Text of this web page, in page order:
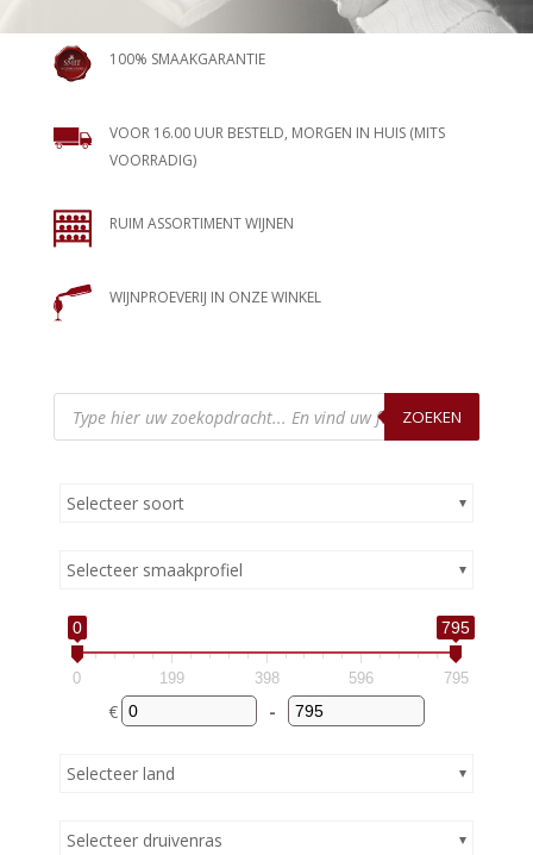
100% SMAAKGARANTIE
VOOR 16.00 UUR BESTELD, MORGEN IN HUIS (MITS
VOORRADIG)
RUIM ASSORTIMENT WIJNEN
WIJNPROEVERIJ IN ONZE WINKEL
Producten
zoeken ZOEKEN
Selecteer soort
Selecteer smaakprofiel
0 795
0 199 398 596 795
€
Minimum Price
-
Maximum Price
Selecteer land
Selecteer druivenras